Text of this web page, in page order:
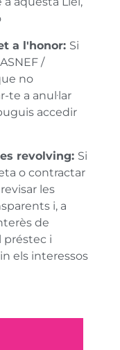
a l'honor: Si
/
no
te a anul·lar
accedir
revolving: Si
o contractar
les
i, a
de
préstec i
els interessos